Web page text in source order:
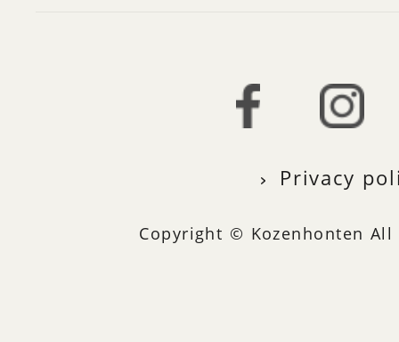
Privacy
Copyright © Kozenhonten All